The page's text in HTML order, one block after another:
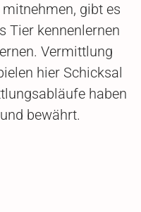
gibt es
Tier kennenlernen
Vermittlung
hier Schicksal
haben
bewährt.